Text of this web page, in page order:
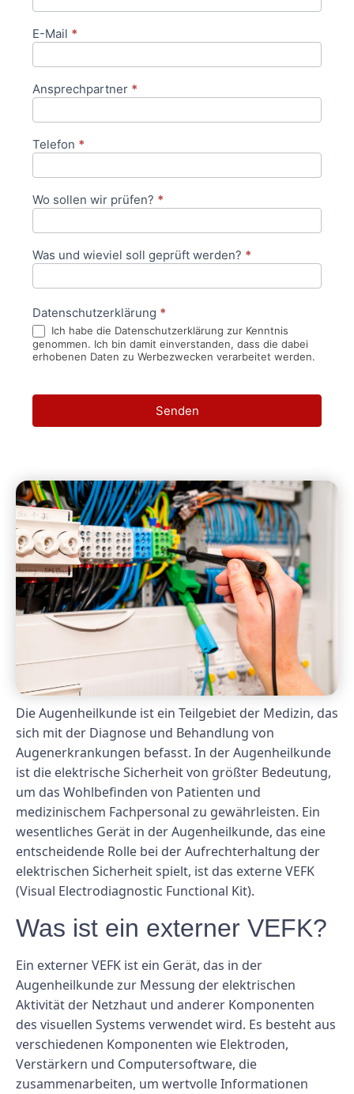
E-Mail *
Ansprechpartner *
Telefon *
Wo sollen wir prüfen? *
Was und wieviel soll geprüft werden? *
Datenschutzerklärung *
Ich habe die Datenschutzerklärung zur Kenntnis
genommen. Ich bin damit einverstanden, dass die dabei
erhobenen Daten zu Werbezwecken verarbeitet werden.
Senden
Die Augenheilkunde ist ein Teilgebiet der Medizin, das
sich mit der Diagnose und Behandlung von
Augenerkrankungen befasst. In der Augenheilkunde
ist die elektrische Sicherheit von größter Bedeutung,
um das Wohlbefinden von Patienten und
medizinischem Fachpersonal zu gewährleisten. Ein
wesentliches Gerät in der Augenheilkunde, das eine
entscheidende Rolle bei der Aufrechterhaltung der
elektrischen Sicherheit spielt, ist das externe VEFK
(Visual Electrodiagnostic Functional Kit).
Was ist ein externer VEFK?
Ein externer VEFK ist ein Gerät, das in der
Augenheilkunde zur Messung der elektrischen
Aktivität der Netzhaut und anderer Komponenten
des visuellen Systems verwendet wird. Es besteht aus
verschiedenen Komponenten wie Elektroden,
Verstärkern und Computersoftware, die
zusammenarbeiten, um wertvolle Informationen